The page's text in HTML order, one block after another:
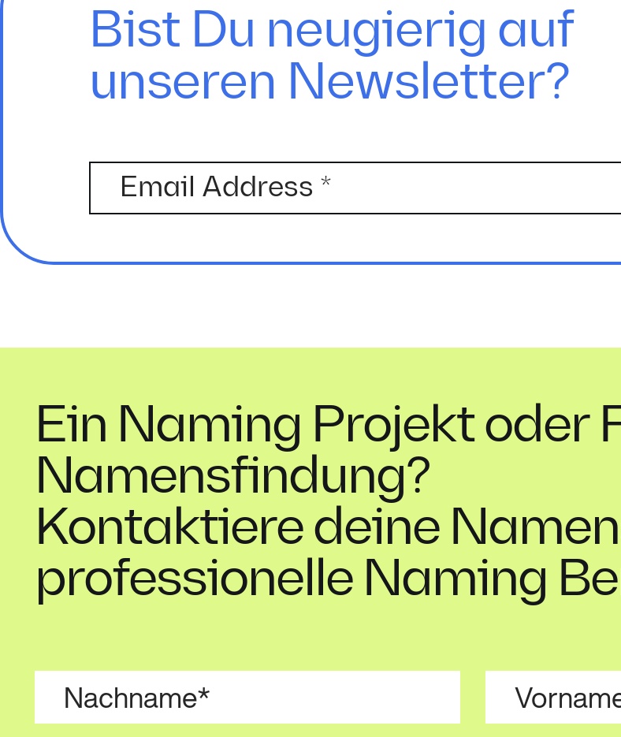
Bist Du neugierig auf
unseren Newsletter?
Ein Naming Projekt oder
Namensfindung?
Kontaktiere deine
professionelle Naming